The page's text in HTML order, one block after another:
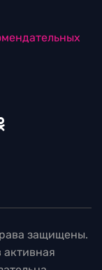
защищены.